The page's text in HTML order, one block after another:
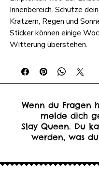
Innenbereich. Schütze
Kratzern, Regen und
Sticker können einige
Witterung überstehen.
Wenn du Fragen
melde dich
Slay Queen. Du
werden, was